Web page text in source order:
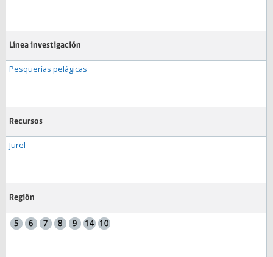
Línea investigación
Pesquerías pelágicas
Recursos
Jurel
Región